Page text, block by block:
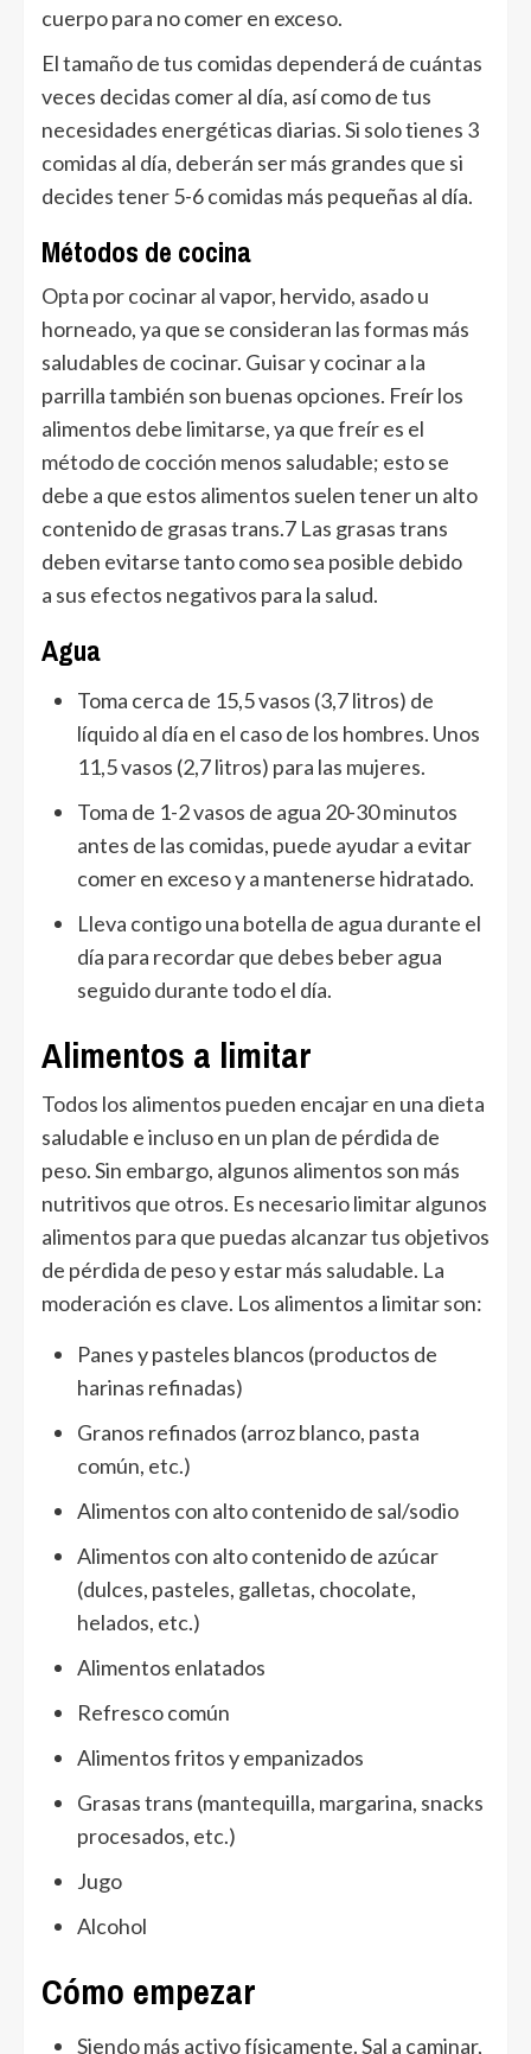
cuerpo para no comer en exceso.
El tamaño de tus comidas dependerá de cuántas
veces decidas comer al día, así como de tus
necesidades energéticas diarias. Si solo tienes 3
comidas al día, deberán ser más grandes que si
decides tener 5-6 comidas más pequeñas al día.
Métodos de cocina
Opta por cocinar al vapor, hervido, asado u
horneado, ya que se consideran las formas más
saludables de cocinar. Guisar y cocinar a la
parrilla también son buenas opciones. Freír los
alimentos debe limitarse, ya que freír es el
método de cocción menos saludable; esto se
debe a que estos alimentos suelen tener un alto
contenido de grasas trans.7 Las grasas trans
deben evitarse tanto como sea posible debido
a sus efectos negativos para la salud.
Agua
Toma cerca de 15,5 vasos (3,7 litros) de
líquido al día en el caso de los hombres. Unos
11,5 vasos (2,7 litros) para las mujeres.
Toma de 1-2 vasos de agua 20-30 minutos
antes de las comidas, puede ayudar a evitar
comer en exceso y a mantenerse hidratado.
Lleva contigo una botella de agua durante el
día para recordar que debes beber agua
seguido durante todo el día.
Alimentos a limitar
Todos los alimentos pueden encajar en una dieta
saludable e incluso en un plan de pérdida de
peso. Sin embargo, algunos alimentos son más
nutritivos que otros. Es necesario limitar algunos
alimentos para que puedas alcanzar tus objetivos
de pérdida de peso y estar más saludable. La
moderación es clave. Los alimentos a limitar son:
Panes y pasteles blancos (productos de
harinas refinadas)
Granos refinados (arroz blanco, pasta
común, etc.)
Alimentos con alto contenido de sal/sodio
Alimentos con alto contenido de azúcar
(dulces, pasteles, galletas, chocolate,
helados, etc.)
Alimentos enlatados
Refresco común
Alimentos fritos y empanizados
Grasas trans (mantequilla, margarina, snacks
procesados, etc.)
Jugo
Alcohol
Cómo empezar
Siendo más activo físicamente. Sal a caminar,